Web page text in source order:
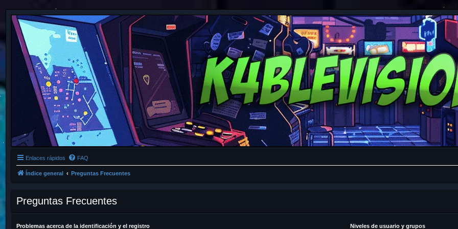
Enlaces rápidos FAQ
Índice general Preguntas Frecuentes
Preguntas Frecuentes
Problemas acerca de la identificación y el registro
Niveles de usuario y grupos